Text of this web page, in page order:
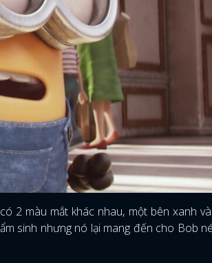
2 màu mắt khác nhau, một bên xanh
sinh nhưng nó lại mang đến cho Bob